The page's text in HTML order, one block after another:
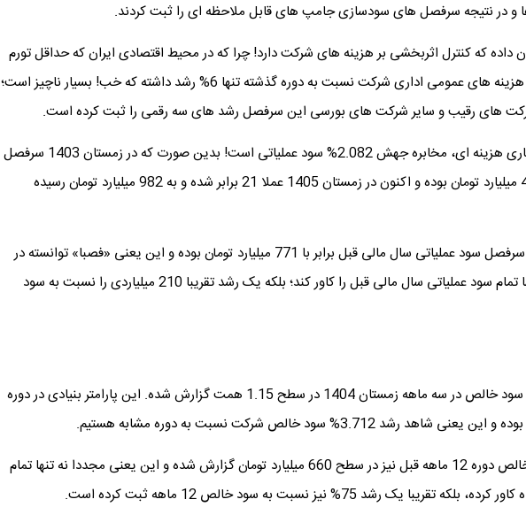
و در نتیجه سرفصل های سودسازی جامپ های قابل ملاحظه ای را ثبت کردند.
داده که کنترل اثربخشی بر هزینه های شرکت دارد! چرا که در محیط اقتصادی ایران که حداقل تورم
50% را در سال داریم، سرفصل هزینه های عمومی اداری شرکت نسبت به دوره گذشته تنها 6% رشد داشته که خب! بسیار ناچیز است؛
های رقیب و سایر شرکت های بورسی این سرفصل رشد های سه رقمی را ثبت کرده است.
ثمره چنین کنترل موثری بر مجاری هزینه ای، مخابره جهش 2.082% سود عملیاتی است! بدین صورت که در زمستان 1403 سرفصل
سود عملیاتی «فصبا» برابر با 45 میلیارد تومان بوده و اکنون در زمستان 1405 عملا 21 برابر شده و به 982 میلیارد تومان رسیده
نکته قابل ملاحظه آن است که سرفصل سود عملیاتی سال مالی قبل برابر با 771 میلیارد تومان بوده و این یعنی «فصبا» توانسته در
اسکیل سه ماهه زمستان نه تنها تمام سود عملیاتی سال مالی قبل را کاور کند؛ بلکه یک رشد تقریبا 210 میلیاردی را نسبت به سود
ماحصل عملیاتی «فصبا» یعنی سود خالص در سه ماهه زمستان 1404 در سطح 1.15 همت گزارش شده. این پارامتر بنیادی در دوره
البته شایان ذکر است که سود خالص دوره 12 ماهه قبل نیز در سطح 660 میلیارد تومان گزارش شده و این یعنی مجددا نه تنها تمام